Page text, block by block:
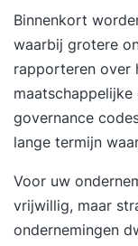
Binnenkort
waarbij grotere
rapporteren over
governance
lange termijn
Voor uw
vrijwillig, maar
ondernemingen